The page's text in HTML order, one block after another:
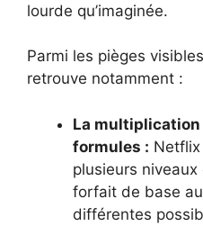
lourde qu’imaginée.
Parmi les pièges
retrouve notamment :
La
formules :
plusieurs niveaux
forfait de base
différentes